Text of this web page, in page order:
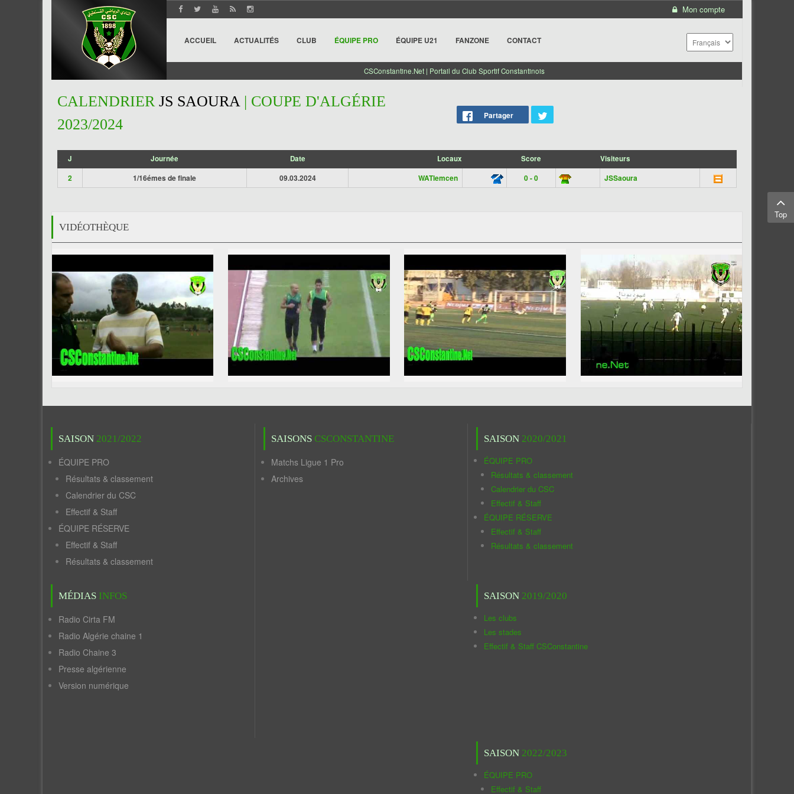
Mon compte
ACCUEIL ACTUALITÉS CLUB ÉQUIPE PRO ÉQUIPE U21 FANZONE CONTACT
CSConstantine.Net | Portail du Club Sportif Constantinois
CALENDRIER JS SAOURA| COUPE D'ALGÉRIE
2023/2024
Partager
J Journée Date Locaux Score Visiteurs
2 1/16émes de finale 09.03.2024 WATlemcen 0 - 0 JSSaoura
VIDÉOTHÈQUE
SAISON 2021/2022
ÉQUIPE PRO
Résultats & classement
Calendrier du CSC
Effectif & Staff
ÉQUIPE RÉSERVE
Effectif & Staff
Résultats & classement
MÉDIAS INFOS
Radio Cirta FM
Radio Algérie chaine 1
Radio Chaine 3
Presse algérienne
Version numérique
SAISONS CSCONSTANTINE
Matchs Ligue 1 Pro
Archives
SAISON 2020/2021
ÉQUIPE PRO
Résultats & classement
Calendrier du CSC
Effectif & Staff
ÉQUIPE RÉSERVE
Effectif & Staff
Résultats & classement
SAISON 2019/2020
Les clubs
Les stades
Effectif & Staff CSConstantine
SAISON 2022/2023
ÉQUIPE PRO
Effectif & Staff
Top